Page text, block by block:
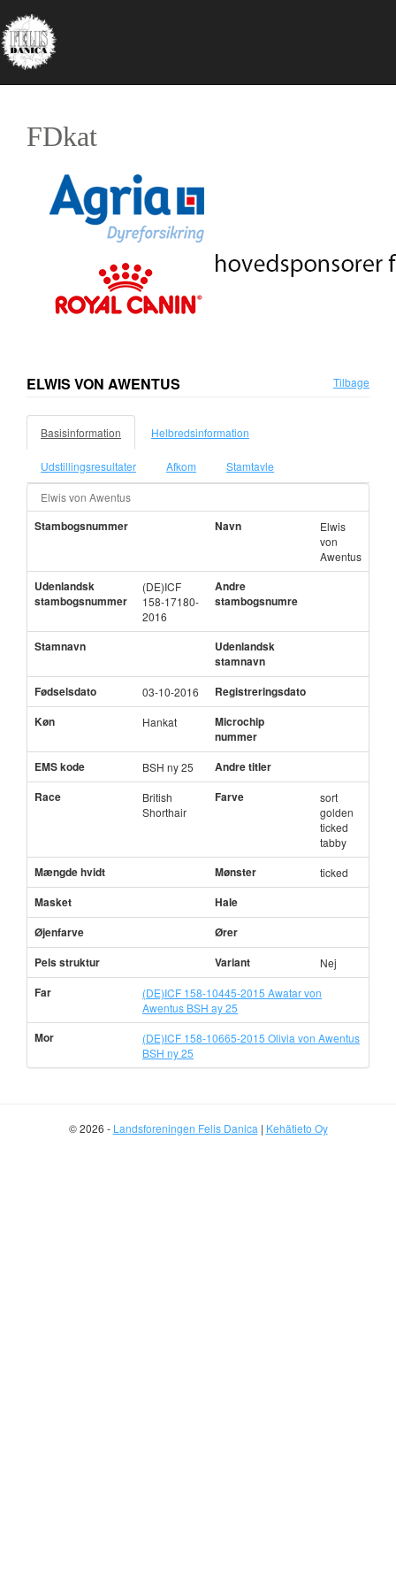
FDkat
ELWIS VON AWENTUS Tilbage
Basisinformation Helbredsinformation
Udstillingsresultater Afkom Stamtavle
Elwis von Awentus
Stambogsnummer Navn
Elwis
von
Awentus
Udenlandsk
stambogsnummer
(DE)ICF
158-17180-
2016
Andre
stambogsnumre
Stamnavn
Udenlandsk
stamnavn
Fødselsdato
03-10-2016
Registreringsdato
Køn
Hankat
Microchip
nummer
EMS kode
BSH ny 25
Andre titler
Race
British
Shorthair
Farve
sort
golden
ticked
tabby
Mængde hvidt Mønster ticked
Masket
Hale
Øjenfarve
Ører
Pels struktur
Variant Nej
Far
(DE)ICF 158-10445-2015 Awatar von
Awentus BSH ay 25
Mor
(DE)ICF 158-10665-2015 Olivia von Awentus
BSH ny 25
© 2026 - Landsforeningen Felis Danica | Kehätieto Oy